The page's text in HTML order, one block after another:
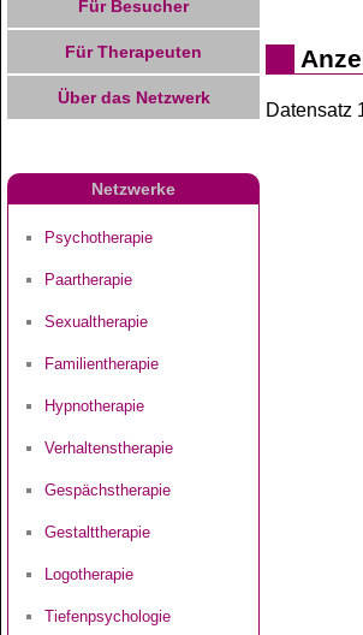
Für Besucher
Für Therapeuten
Über das Netzwerk
Netzwerke
Psychotherapie
Paartherapie
Sexualtherapie
Familientherapie
Hypnotherapie
Verhaltenstherapie
Gespächstherapie
Gestalttherapie
Logotherapie
Tiefenpsychologie
Datensatz